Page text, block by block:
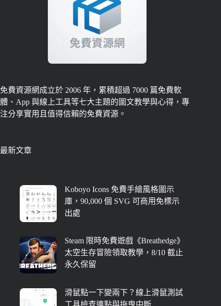
免費資源網成立於 2006 年，累積超過 7000 篇免費軟
體、App 與線上工具等七大主題的圖文教學與心得，專
注分享實用且值得信賴的免費資源。
最新文章
Koboyo Icons 免費手繪風格圖示
庫，90,000 個 SVG 可商用免標示
出處
Steam 限時免費遊戲《Breathedge》
太空生存冒險領取教學，8/10 截止
永久保留
滑鼠點一下變兩下？線上滑鼠測試
工具檢查連點與拖曳中斷